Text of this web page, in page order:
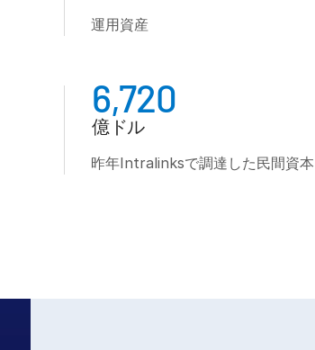
運用資産
6,720
億ドル
昨年Intralinksで調達した民間資本